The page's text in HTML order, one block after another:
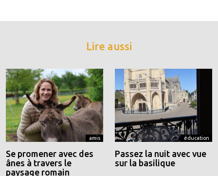
Lire aussi
amis
Se promener avec des
ânes à travers le
paysage romain
éducation
Passez la nuit avec vue
sur la basilique